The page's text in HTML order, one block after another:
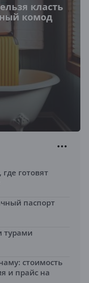
класть
комод
готовят
паспорт
турами
стоимость
и прайс на